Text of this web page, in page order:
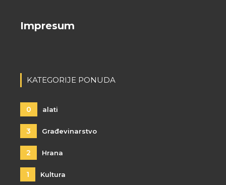
Impresum
KATEGORIJE PONUDA
0 alati
3 Građevinarstvo
2 Hrana
1 Kultura